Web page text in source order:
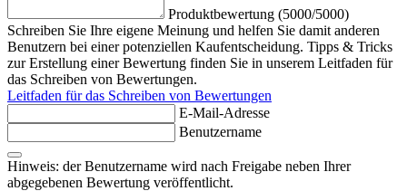
Produktbewertung (5000/5000)
Schreiben Sie Ihre eigene Meinung und helfen Sie damit anderen
Benutzern bei einer potenziellen Kaufentscheidung. Tipps & Tricks
zur Erstellung einer Bewertung finden Sie in unserem Leitfaden für
das Schreiben von Bewertungen.
Leitfaden für das Schreiben von Bewertungen
E-Mail-Adresse
Benutzername
Hinweis: der Benutzername wird nach Freigabe neben Ihrer
abgegebenen Bewertung veröffentlicht.